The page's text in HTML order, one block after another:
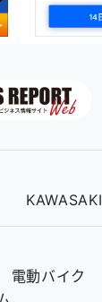
KAWASAKI
電動バイク